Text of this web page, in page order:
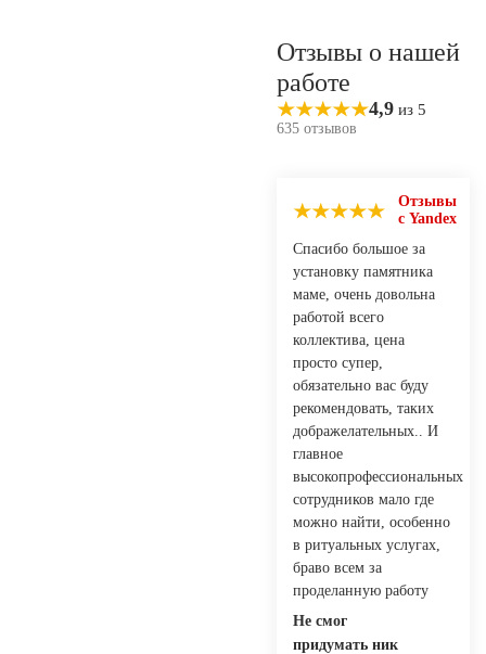
Отзывы о нашей
работе
4,9 из 5
635 отзывов
Отзывы
с Yandex
Спасибо большое за
установку памятника
маме, очень довольна
работой всего
коллектива, цена
просто супер,
обязательно вас буду
рекомендовать, таких
дображелательных.. И
главное
высокопрофессиональных
сотрудников мало где
можно найти, особенно
в ритуальных услугах,
браво всем за
проделанную работу
Не смог
придумать ник